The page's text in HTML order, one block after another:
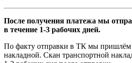
После получения платежа мы
в течение 1-3 рабочих дней.
По факту отправки в ТК мы пришлём
накладной. Скан транспортной